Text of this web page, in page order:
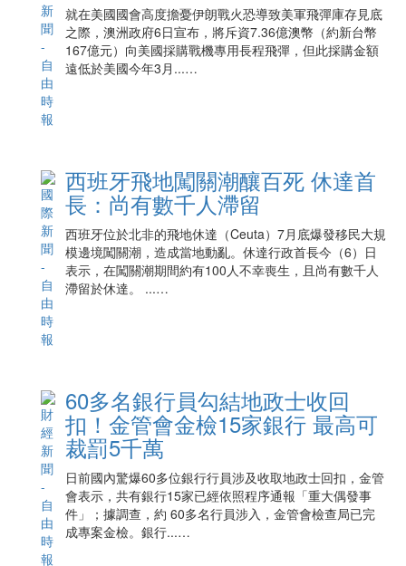
就在美國國會高度擔憂伊朗戰火恐導致美軍飛彈庫存見底
之際，澳洲政府6日宣布，將斥資7.36億澳幣（約新台幣
167億元）向美國採購戰機專用長程飛彈，但此採購金額
遠低於美國今年3月...…
西班牙飛地闖關潮釀百死 休達首
長：尚有數千人滯留
西班牙位於北非的飛地休達（Ceuta）7月底爆發移民大規
模邊境闖關潮，造成當地動亂。休達行政首長今（6）日
表示，在闖關潮期間約有100人不幸喪生，且尚有數千人
滯留於休達。 ...…
60多名銀行員勾結地政士收回
扣！金管會金檢15家銀行 最高可
裁罰5千萬
日前國內驚爆60多位銀行行員涉及收取地政士回扣，金管
會表示，共有銀行15家已經依照程序通報「重大偶發事
件」；據調查，約 60多名行員涉入，金管會檢查局已完
成專案金檢。銀行...…